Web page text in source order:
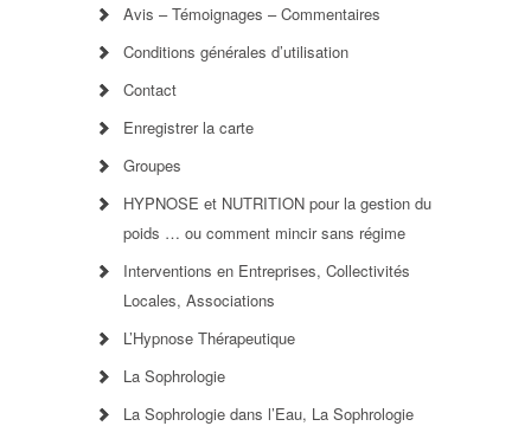
Avis – Témoignages – Commentaires
Conditions générales d’utilisation
Contact
Enregistrer la carte
Groupes
HYPNOSE et NUTRITION pour la gestion du
poids … ou comment mincir sans régime
Interventions en Entreprises, Collectivités
Locales, Associations
L’Hypnose Thérapeutique
La Sophrologie
La Sophrologie dans l’Eau, La Sophrologie